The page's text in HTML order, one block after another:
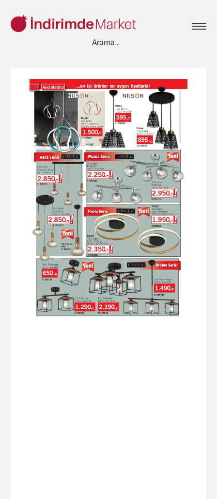
Aksesuar Ayakkabı Baharat Bahçe Bakliyat
Bebek
Beyaz Eşya
Çay & Kahve & Şeker
Cep Telefonu
Çikolata & Bisküvi & Kuruyemiş
Dondurma
Dondurulmuş Ürünler
Elektronik
Et & Balık Ev & Dekorasyon
Evcil Hayvan
Gezi & Seyahat
Giyim Hazır Soslar Hazır Yemekler
Hobi
İçecekler
Kırtasiye Kişisel Bakım Kitap & Dergi
Konserve
Küçük Ev Aletleri
Meyve & Sebze Mutfak Ürünleri
Otomobil
Sağlık Süt Ürünleri & Kahvaltılık
Temizlik
Un & Şeker & Yağ
Yapı & Teknik